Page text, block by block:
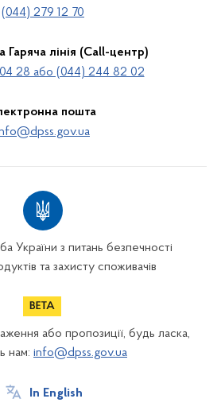
(044) 279 12 70
Гаряча лінія (Call-центр)
28 або (044) 244 82 02
пошта
України з питань безпечності
та захисту споживачів
або пропозиції, будь ласка,
нам: info@dpss.gov.ua
In English